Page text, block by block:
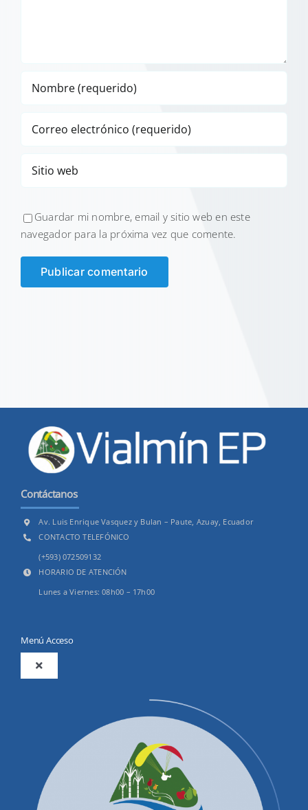
Guardar mi nombre, email y sitio web en este
navegador para la próxima vez que comente.
Contáctanos
Av. Luis Enrique Vasquez y Bulan – Paute, Azuay, Ecuador
CONTACTO TELEFÓNICO
(+593) 072509132
HORARIO DE ATENCIÓN
Lunes a Viernes: 08h00 – 17h00
Menú Acceso
Toggle
Productos y Servicios
Convocatorias Precalificación